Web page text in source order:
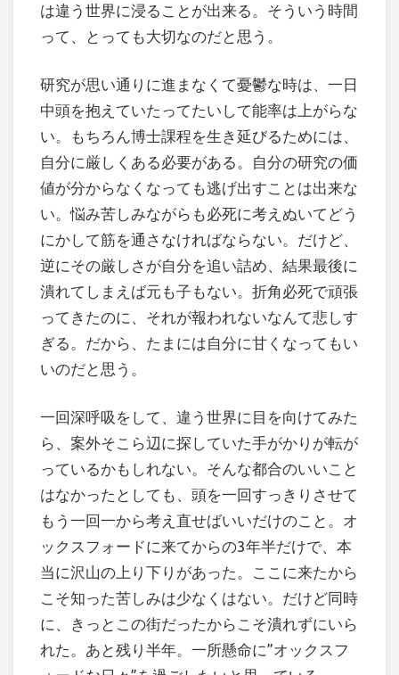
は違う世界に浸ることが出来る。そういう時間
って、とっても大切なのだと思う。
研究が思い通りに進まなくて憂鬱な時は、一日
中頭を抱えていたってたいして能率は上がらな
い。もちろん博士課程を生き延びるためには、
自分に厳しくある必要がある。自分の研究の価
値が分からなくなっても逃げ出すことは出来な
い。悩み苦しみながらも必死に考えぬいてどう
にかして筋を通さなければならない。だけど、
逆にその厳しさが自分を追い詰め、結果最後に
潰れてしまえば元も子もない。折角必死で頑張
ってきたのに、それが報われないなんて悲しす
ぎる。だから、たまには自分に甘くなってもい
いのだと思う。
一回深呼吸をして、違う世界に目を向けてみた
ら、案外そこら辺に探していた手がかりが転が
っているかもしれない。そんな都合のいいこと
はなかったとしても、頭を一回すっきりさせて
もう一回一から考え直せばいいだけのこと。オ
ックスフォードに来てからの3年半だけで、本
当に沢山の上り下りがあった。ここに来たから
こそ知った苦しみは少なくはない。だけど同時
に、きっとこの街だったからこそ潰れずにいら
れた。あと残り半年。一所懸命に”オックスフ